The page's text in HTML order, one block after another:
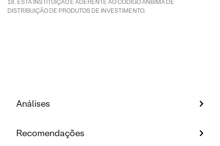
ESTA INSTITUIÇÃO É ADERENTE AO CÓDIGO ANBIMA DE
DISTRIBUIÇÃO DE PRODUTOS DE INVESTIMENTO.
Análises
Recomendações